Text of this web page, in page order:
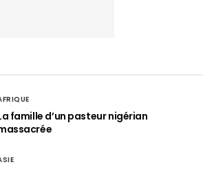
famille d’un pasteur nigérian